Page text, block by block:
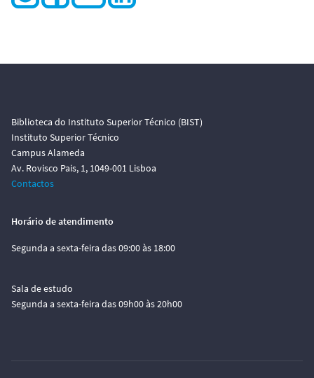
Biblioteca do Instituto Superior Técnico (BIST)
Instituto Superior Técnico
Campus Alameda
Av. Rovisco Pais, 1, 1049-001 Lisboa
Contactos
Horário de atendimento
Segunda a sexta-feira das 09:00 às 18:00
Sala de estudo
Segunda a sexta-feira das 09h00 às 20h00